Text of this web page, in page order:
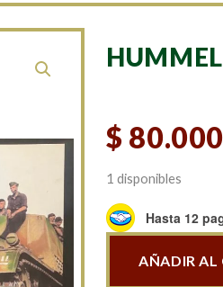
HUMMEL
$
1 disponibles
Hasta 12
AÑADIR AL